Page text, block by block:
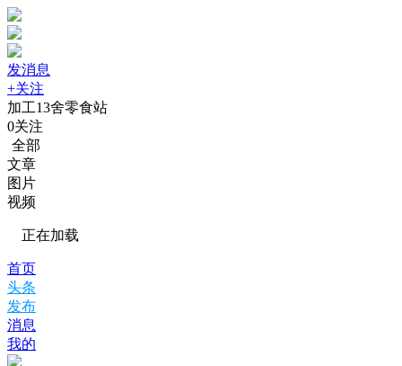
发消息
+关注
加工13舍零食站
0关注
全部
文章
图片
视频
正在加载
首页
头条
发布
消息
我的